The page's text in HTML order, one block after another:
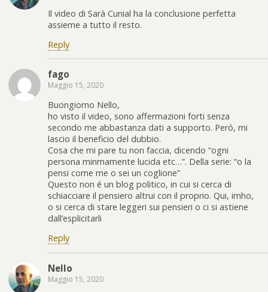
Il video di Sarà Cunial ha la conclusione perfetta
assieme a tutto il resto.
Reply
fago
Maggio 15, 2020
Buongiorno Nello,
ho visto il video, sono affermazioni forti senza
secondo me abbastanza dati a supporto. Peró, mi
lascio il beneficio del dubbio.
Cosa che mi pare tu non faccia, dicendo “ogni
persona minmamente lucida etc…”. Della serie: “o la
pensi come me o sei un coglione”
Questo non é un blog politico, in cui si cerca di
schiacciare il pensiero altrui con il proprio. Qui, imho,
o si cerca di stare leggeri sui pensieri o ci si astiene
dall’esplicitarli
Reply
Nello
Maggio 15, 2020